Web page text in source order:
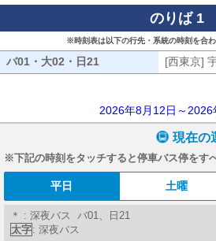
のりば 1
※時刻表は以下の行先・系統の時刻を合
バ01・大02・日21 バ01・大02・日21
[西東京]
2026年8月12日～
現在の
※下記の時刻をタッチすると停車バス停をす
平日 土曜
＊ : 深夜バス バ01、日21
太字: 深夜バス